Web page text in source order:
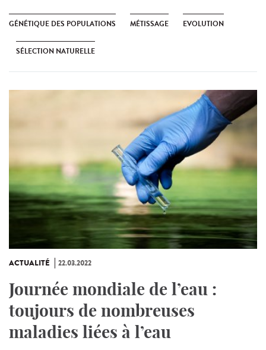
GÉNÉTIQUE DES POPULATIONS MÉTISSAGE EVOLUTION
SÉLECTION NATURELLE
ACTUALITÉ 22.03.2022
Journée mondiale de l’eau :
toujours de nombreuses
maladies liées à l’eau